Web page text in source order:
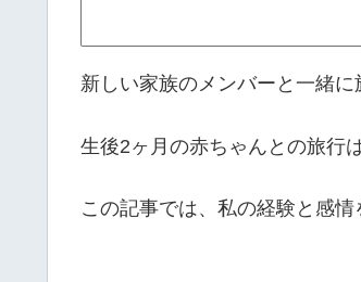
新しい家族のメンバーと一緒に
生後2ヶ月の赤ちゃんとの旅行
この記事では、私の経験と感